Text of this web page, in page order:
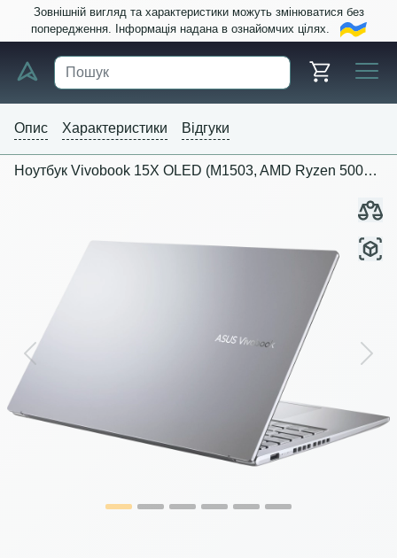
Зовнішній вигляд та характеристики можуть змінюватися без
попередження. Інформація надана в ознайомчих цілях.
Опис Характеристики Відгуки
Ноутбук Vivobook 15X OLED (M1503, AMD Ryzen 5000 series)
Previous Next